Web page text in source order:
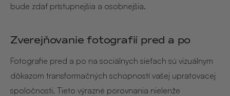
bude zdať prístupnejšia a osobnejšia.
Zverejňovanie fotografií pred a po
Fotografie pred a po na sociálnych sieťach sú vizuálnym
dôkazom transformačných schopností vašej upratovacej
spoločnosti. Tieto výrazné porovnania nielenže